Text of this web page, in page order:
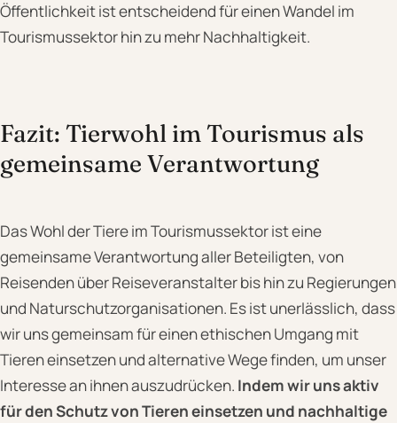
Öffentlichkeit ist entscheidend für einen Wandel im
Tourismussektor hin zu mehr Nachhaltigkeit.
Fazit: Tierwohl im Tourismus als
gemeinsame Verantwortung
Das Wohl der Tiere im Tourismussektor ist eine
gemeinsame Verantwortung aller Beteiligten, von
Reisenden über Reiseveranstalter bis hin zu Regierungen
und Naturschutzorganisationen. Es ist unerlässlich, dass
wir uns gemeinsam für einen ethischen Umgang mit
Tieren einsetzen und alternative Wege finden, um unser
Interesse an ihnen auszudrücken. Indem wir uns aktiv
für den Schutz von Tieren einsetzen und nachhaltige